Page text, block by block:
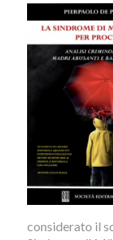
considerato il